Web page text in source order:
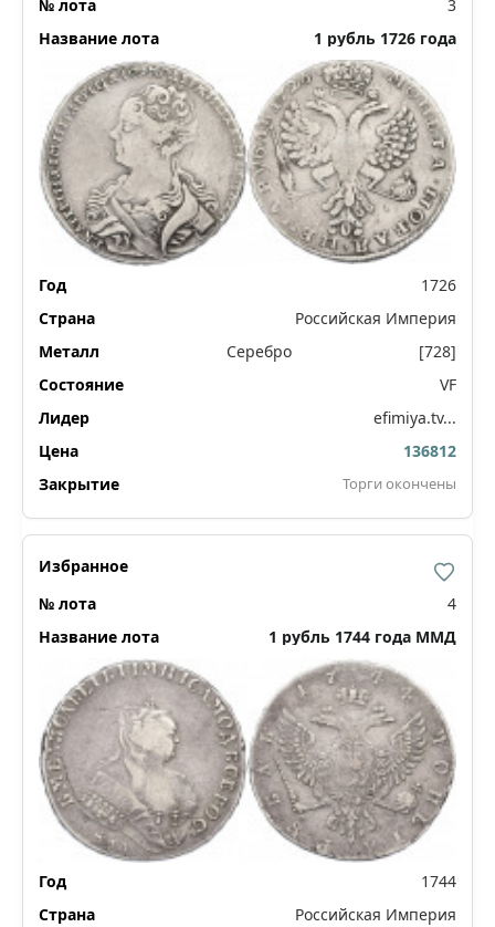
3
1 рубль 1726 года
1726
Российская Империя
Серебро
[728]
VF
efimiya.tv...
136812
Торги окончены
4
1 рубль 1744 года ММД
1744
Российская Империя